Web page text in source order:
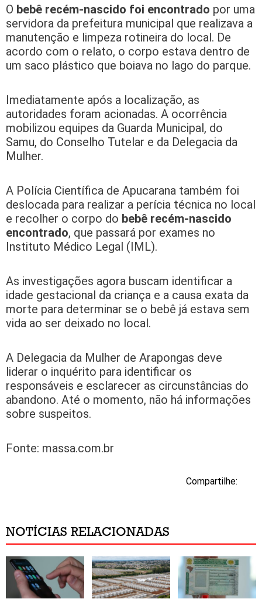
O bebê recém-nascido foi encontrado por uma
servidora da prefeitura municipal que realizava a
manutenção e limpeza rotineira do local. De
acordo com o relato, o corpo estava dentro de
um saco plástico que boiava no lago do parque.
Imediatamente após a localização, as
autoridades foram acionadas. A ocorrência
mobilizou equipes da Guarda Municipal, do
Samu, do Conselho Tutelar e da Delegacia da
Mulher.
A Polícia Científica de Apucarana também foi
deslocada para realizar a perícia técnica no local
e recolher o corpo do bebê recém-nascido
encontrado, que passará por exames no
Instituto Médico Legal (IML).
As investigações agora buscam identificar a
idade gestacional da criança e a causa exata da
morte para determinar se o bebê já estava sem
vida ao ser deixado no local.
A Delegacia da Mulher de Arapongas deve
liderar o inquérito para identificar os
responsáveis e esclarecer as circunstâncias do
abandono. Até o momento, não há informações
sobre suspeitos.
Fonte: massa.com.br
Compartilhe:
NOTÍCIAS RELACIONADAS